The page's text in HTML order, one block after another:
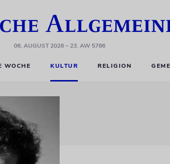
06. AUGUST 2026– 23. AW 5786
WOCHE KULTUR RELIGION